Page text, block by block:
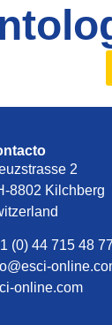
2
8802 Kilchberg
(0) 44 715 48 77
online.com